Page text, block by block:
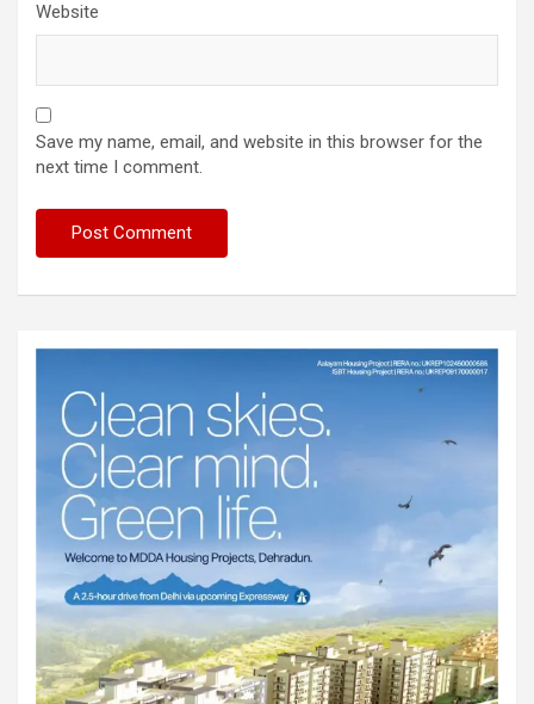
Website
Save my name, email, and website in this browser for the
next time I comment.